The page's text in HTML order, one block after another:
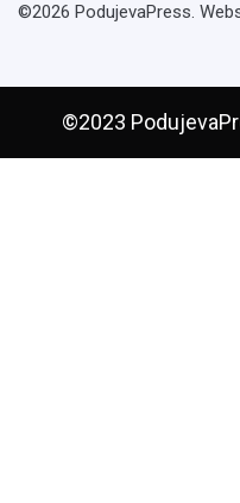
©2026 PodujevaPress.
©2023